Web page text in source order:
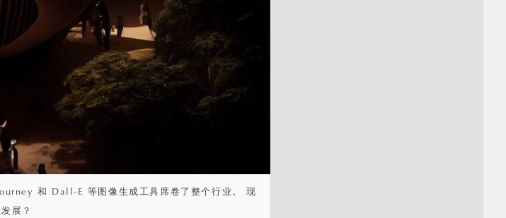
和 Dall-E 等图像生成工具席卷了整个行业。 现
展？